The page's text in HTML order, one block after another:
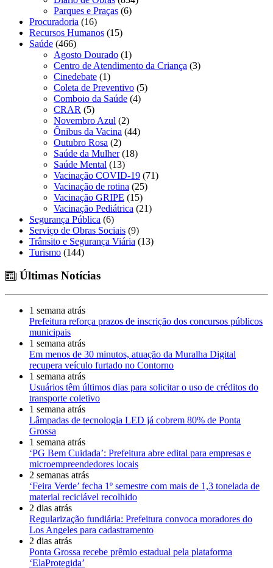
Parques e Praças (6)
Procuradoria (16)
Recursos Humanos (15)
Saúde (466)
Agosto Dourado (1)
Centro de Atendimento da Criança (3)
Cinedebate (1)
Coleta de Preventivo (5)
Comboio da Saúde (4)
CRAR (5)
Novembro Azul (2)
Ônibus da Vacina (44)
Outubro Rosa (2)
Saúde da Mulher(18)
Saúde Mental (13)
Vacinação COVID-19 (71)
Vacinação de rotina (25)
Vacinação GRIPE (15)
Vacinação Pediátrica (21)
Segurança Pública (6)
Serviço de Obras Sociais (9)
Trânsito e Segurança Viária (13)
Turismo (144)
Últimas Notícias
1 semana atrás
Prefeitura reforça prazos de inscrição dos concursos públicos
municipais
1 semana atrás
Em menos de 30 minutos, atuação da Muralha Digital
recupera veículo furtado no Contorno
1 semana atrás
Usuários têm últimos dias para solicitar o uso de créditos do
transporte coletivo
1 semana atrás
Lâmpadas de tecnologia LED já cobrem 80% de Ponta
Grossa
1 semana atrás
‘PG Bem Cuidada’: Prefeitura abre edital para empresas e
microempreendedores locais
2 semanas atrás
‘Feira Verde’ fecha 1º semestre com mais de 1,3 tonelada de
material reciclável recolhido
2 dias atrás
Regularização fundiária: Prefeitura convoca moradores do
Los Angeles para cadastramento
2 dias atrás
Ponta Grossa recebe prêmio estadual pela plataforma
‘ElaProtegida’